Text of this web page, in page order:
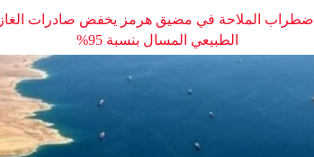
اضطراب الملاحة في مضيق هرمز يخفض صادرات الغاز
الطبيعي المسال بنسبة 95%